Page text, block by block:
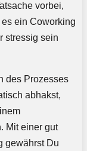
vorbei,
ein Coworking
stressig sein
des Prozesses
abhakst,
Mit einer gut
gewährst Du